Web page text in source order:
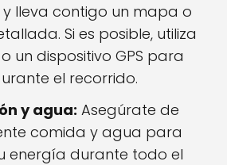
y lleva contigo un mapa o
Si es posible, utiliza
un dispositivo GPS para
el recorrido.
y agua: Asegúrate de
comida y agua para
energía durante todo el